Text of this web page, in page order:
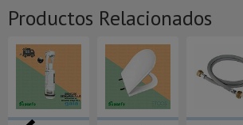
Productos Relacionados